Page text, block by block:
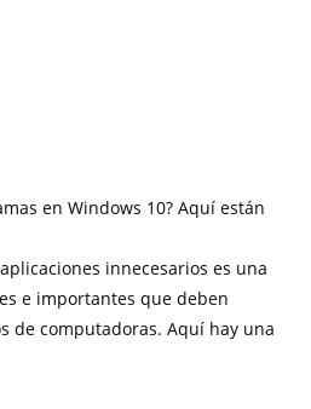
en Windows 10? Aquí están
innecesarios es una
e importantes que deben
de computadoras. Aquí hay una